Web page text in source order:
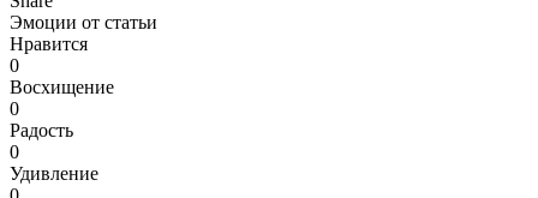
Эмоции от статьи
Нравится
0
Восхищение
0
Радость
0
Удивление